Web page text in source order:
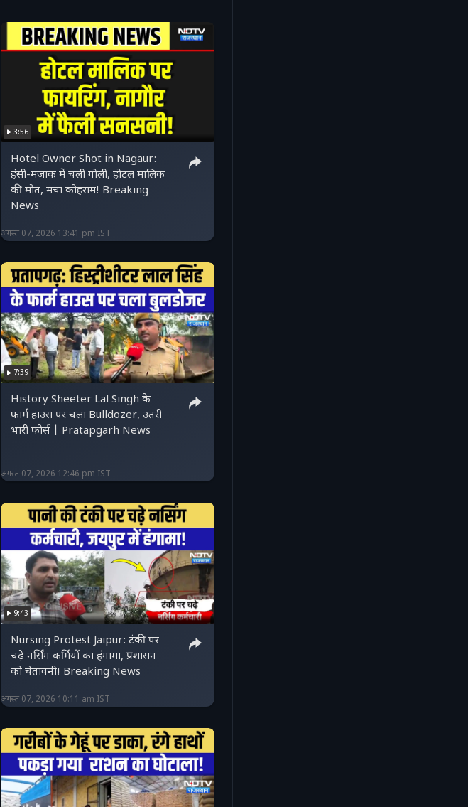
3:56
Hotel Owner Shot in Nagaur:
हंसी-मजाक में चली गोली, होटल मालिक
की मौत, मचा कोहराम! Breaking
News
अगस्त 07, 2026 13:41 pm IST
7:39
History Sheeter Lal Singh के
फार्म हाउस पर चला Bulldozer, उतरी
भारी फोर्स | Pratapgarh News
अगस्त 07, 2026 12:46 pm IST
9:43
Nursing Protest Jaipur: टंकी पर
चढ़े नर्सिंग कर्मियों का हंगामा, प्रशासन
को चेतावनी! Breaking News
अगस्त 07, 2026 10:11 am IST